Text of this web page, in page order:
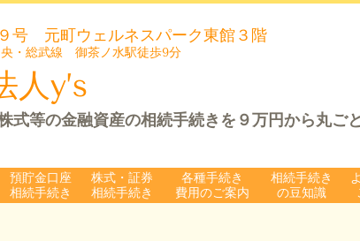
号 元町ウェルネスパーク東館３階
・総武線 御茶ノ水駅徒歩9分
人y’s
等の金融資産の相続手続きを９万円から丸ご
預貯金口座
相続手続き
株式・証券
相続手続き
各種手続き
費用のご案内
相続手続き
の豆知識